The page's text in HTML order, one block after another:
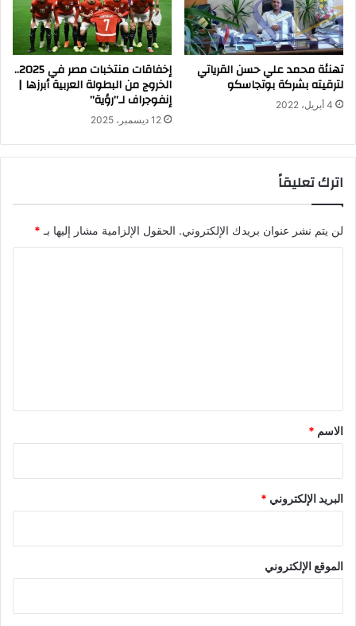
تهنئة محمد علي حسن القرياتي
لترقيته بشركة بوتجاسكو
4 أبريل، 2022
إخفاقات منتخبات مصر في 2025..
الخروج من البطولة العربية أبرزها |
إنفوجراف لـ”رؤية”
12 ديسمبر، 2025
اترك تعليقاً
لن يتم نشر عنوان بريدك الإلكتروني. الحقول الإلزامية مشار إليها بـ *
*
الاسم *
البريد الإلكتروني *
الموقع الإلكتروني